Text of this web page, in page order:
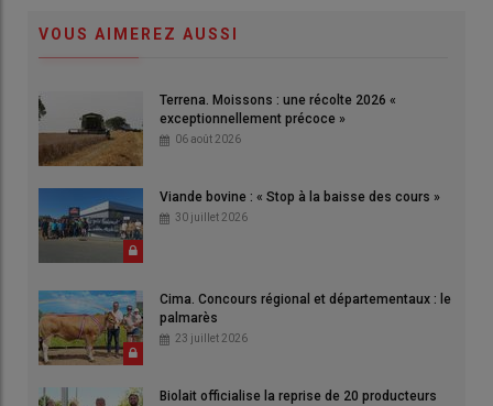
VOUS AIMEREZ AUSSI
Terrena. Moissons : une récolte 2026 «
exceptionnellement précoce »
06 août 2026
Viande bovine : « Stop à la baisse des cours »
30 juillet 2026
Cima. Concours régional et départementaux : le
palmarès
23 juillet 2026
Biolait officialise la reprise de 20 producteurs